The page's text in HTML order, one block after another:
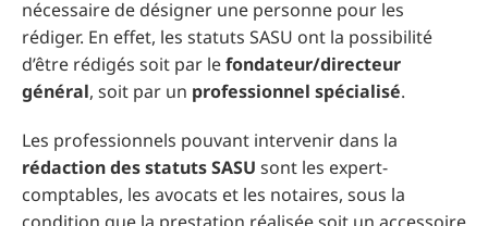
nécessaire de désigner une personne pour les
rédiger. En effet, les statuts SASU ont la possibilité
d’être rédigés soit par lefondateur/directeur
général, soit par un professionnel spécialisé.
Les professionnels pouvant intervenir dans la
rédaction des statuts SASU sont les expert-
comptables, les avocats et les notaires, sous la